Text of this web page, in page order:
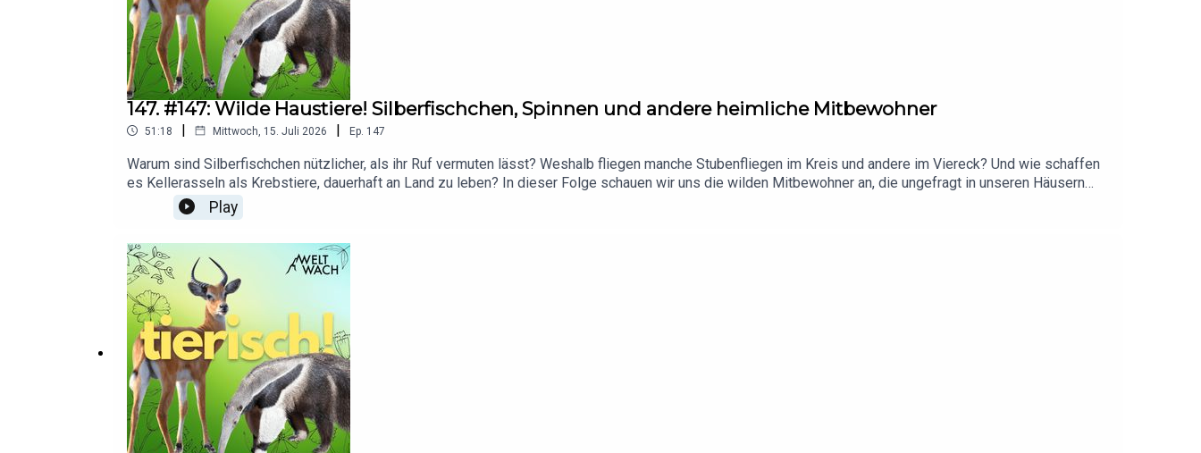
147. #147: Wilde Haustiere! Silberfischchen, Spinnen und andere heimliche Mitbewohner
51:18 | Mittwoch, 15. Juli 2026 | Ep. 147
Warum sind Silberfischchen nützlicher, als ihr Ruf vermuten lässt? Weshalb fliegen manche Stubenfliegen im Kreis und andere im Viereck? Und wie schaffen
es Kellerasseln als Krebstiere, dauerhaft an Land zu leben? In dieser Folge schauen wir uns die wilden Mitbewohner an, die ungefragt in unseren Häusern
und Wohnungen einziehen. Wir begegnen tanzenden Silberfischchen, langlebigen Hauswinkelspinnen und Zitterspinnen, die sogar deutlich größere
Artgenossen überwältigen können. Außerdem geht es um Fliegen als Krankheitsüberträger und wichtige Verwerter, um hartnäckige Kleidermotten und
wurde vor dem tödlichen Unglück unserer Freundin Lydia fertiggestellt und wird im Sinne ihrer FreundInnen und Familie veröffentlicht. In Erinnerung an dich,
liebe Lydia.Zur Spendenkampagne: https://www.gofundme.com/f/damit-lydias-engagement-weiterwirkt
Play